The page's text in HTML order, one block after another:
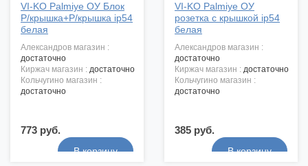
VI-KO Palmiye ОУ Блок
Р/крышка+Р/крышка ip54
белая
александров магазин :
достаточно
киржач магазин : достаточно
кольчугино магазин :
достаточно
773 руб.
VI-KO Palmiye ОУ
розетка с крышкой ip54
белая
александров магазин :
достаточно
киржач магазин : достаточно
кольчугино магазин :
достаточно
385 руб.